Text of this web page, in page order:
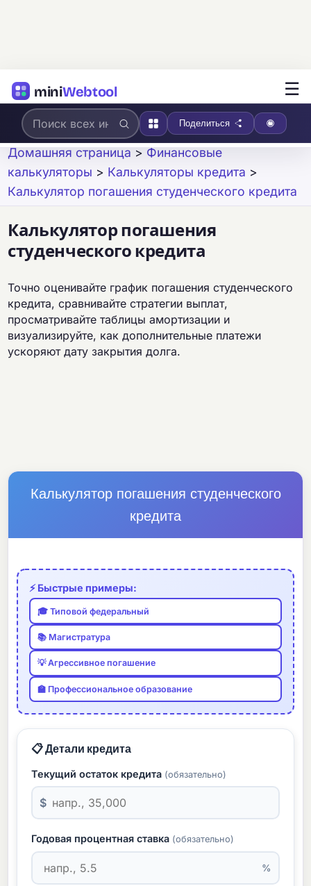
miniWebtool ☰
Поделиться
Домашняя страница > Финансовые
калькуляторы > Калькуляторы кредита >
Калькулятор погашения студенческого кредита
Калькулятор погашения
студенческого кредита
Точно оценивайте график погашения студенческого
кредита, сравнивайте стратегии выплат,
просматривайте таблицы амортизации и
визуализируйте, как дополнительные платежи
ускоряют дату закрытия долга.
Калькулятор погашения студенческого
кредита
⚡ Быстрые примеры:
🎓 Типовой федеральный
📚 Магистратура
💡 Агрессивное погашение
🏫 Профессиональное образование
📋 Детали кредита
Текущий остаток кредита (обязательно)
$
Годовая процентная ставка (обязательно)
%